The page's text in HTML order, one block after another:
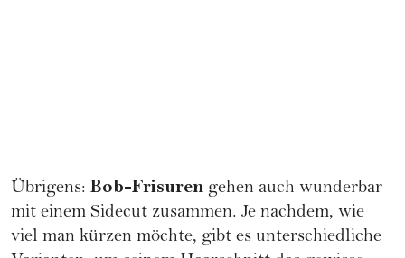
Übrigens: Bob-Frisuren gehen auch wunderbar
mit einem Sidecut zusammen. Je nachdem, wie
viel man kürzen möchte, gibt es unterschiedliche